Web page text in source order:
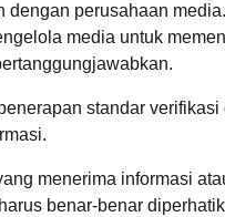
dengan perusahaan
media untuk
standar
menerima informasi
benar-benar